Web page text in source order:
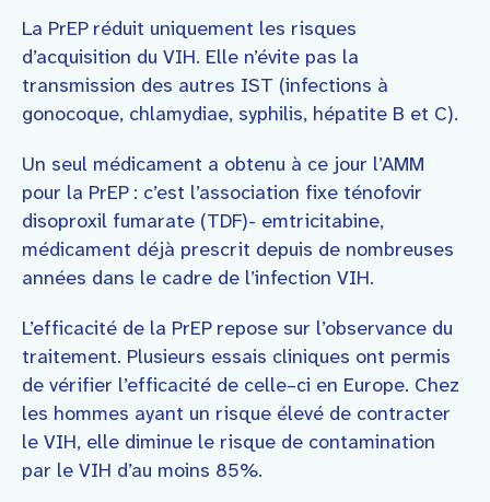
La PrEP réduit uniquement les risques
d’acquisition du VIH. Elle n’évite pas la
transmission des autres IST (infections à
gonocoque, chlamydiae, syphilis, hépatite B et C).
Un seul médicament a obtenu à ce jour l’AMM
pour la PrEP : c’est l’association fixe ténofovir
disoproxil fumarate (TDF)- emtricitabine,
médicament déjà prescrit depuis de nombreuses
années dans le cadre de l’infection VIH.
L’efficacité de la PrEP repose sur l’observance du
traitement. Plusieurs essais cliniques ont permis
de vérifier l’efficacité de celle–ci en Europe. Chez
les hommes ayant un risque élevé de contracter
le VIH, elle diminue le risque de contamination
par le VIH d’au moins 85%.